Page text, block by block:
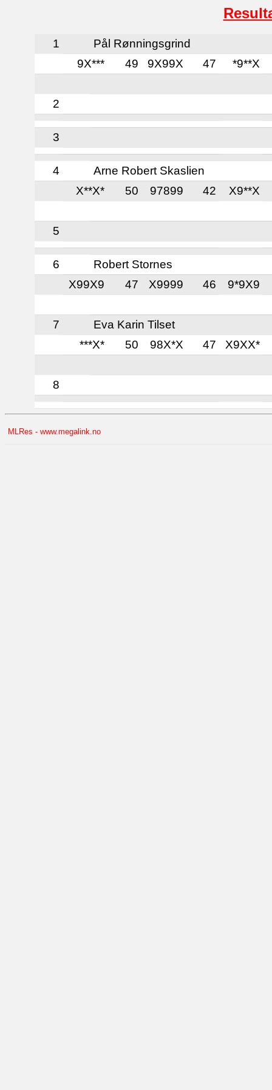
1
Pål Rønningsgrind
9X***
49 9X99X 47
*9**X
2
3
4
Arne Robert Skaslien
X**X*
50 97899 42
X9**X
5
6
Robert Stornes
X99X9
47 X9999 46
9*9X9
7
Eva Karin Tilset
***X*
50 98X*X 47
X9XX*
8
MLRes - www.megalink.no